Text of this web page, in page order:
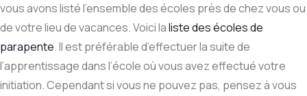
vous avons listé l’ensemble des écoles près de chez vous ou
de votre lieu de vacances. Voici laliste des écoles de
parapente. Il est préférable d’effectuer la suite de
l’apprentissage dans l’école où vous avez effectué votre
initiation. Cependant si vous ne pouvez pas, pensez à vous